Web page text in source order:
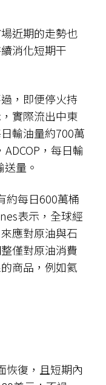
近期的走勢也
消化短期干
，即便停火持
實際流出中東
輸油量約700萬
，每日輸
量。
約每日600萬桶
表示，全球經
應對原油與石
僅對原油消費
商品，例如氦
恢復，且短期內